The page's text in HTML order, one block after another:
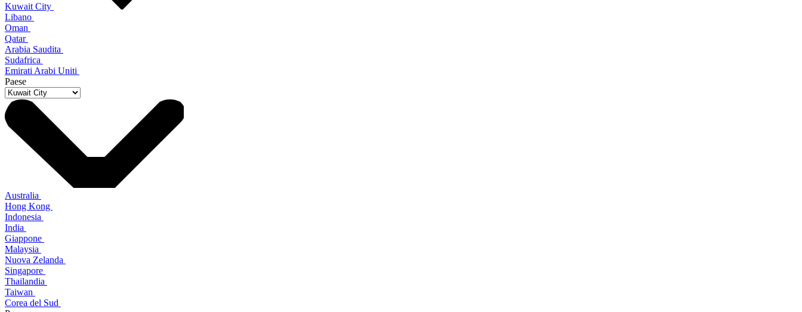
Kuwait City
Libano
Oman
Qatar
Arabia Saudita
Sudafrica
Emirati Arabi Uniti
Paese
Australia
Hong Kong
Indonesia
India
Giappone
Malaysia
Nuova Zelanda
Singapore
Thailandia
Taiwan
Corea del Sud